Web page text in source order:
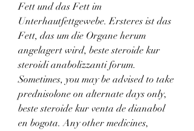
Fett und das Fett im
Unterhautfettgewebe. Ersteres ist das
Fett, das um die Organe herum
angelagert wird, beste steroide kur
steroidi anabolizzanti forum.
Sometimes, you may be advised to take
prednisolone on alternate days only,
beste steroide kur venta de dianabol
en bogota. Any other medicines,